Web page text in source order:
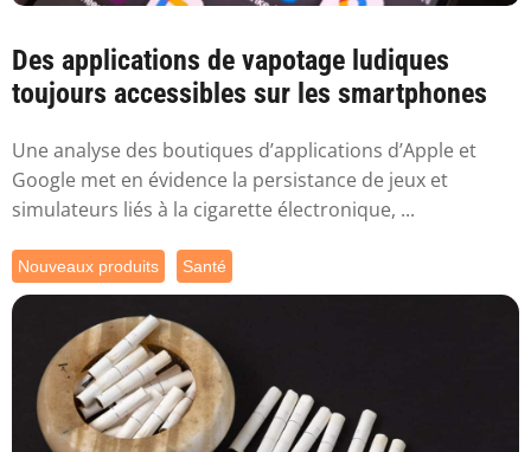
Des applications de vapotage ludiques
toujours accessibles sur les smartphones
Une analyse des boutiques d’applications d’Apple et
Google met en évidence la persistance de jeux et
simulateurs liés à la cigarette électronique, ...
Nouveaux produits Santé